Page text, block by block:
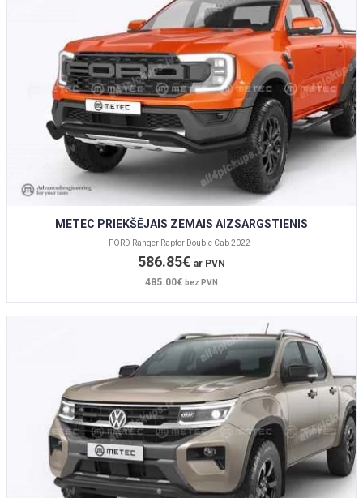
METEC PRIEKŠĒJAIS ZEMAIS AIZSARGSTIENIS
FORD Ranger Raptor Double Cab 2022 -
586.85€ ar PVN
485.00€ bez PVN